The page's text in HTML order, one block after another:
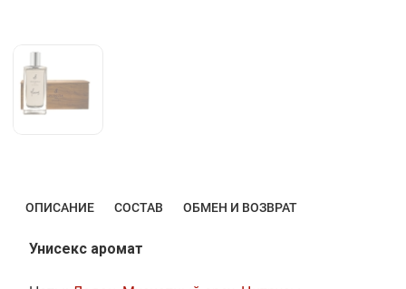
ОПИСАНИЕ СОСТАВ ОБМЕН И ВОЗВРАТ
Унисекс аромат